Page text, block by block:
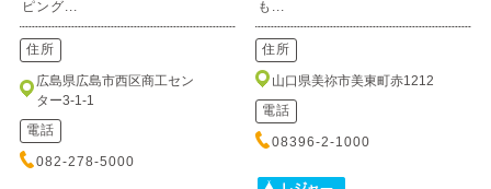
ピング...
住所
広島県広島市西区商工セン
ター3-1-1
電話
082-278-5000
も...
住所
山口県美祢市美東町赤1212
電話
08396-2-1000